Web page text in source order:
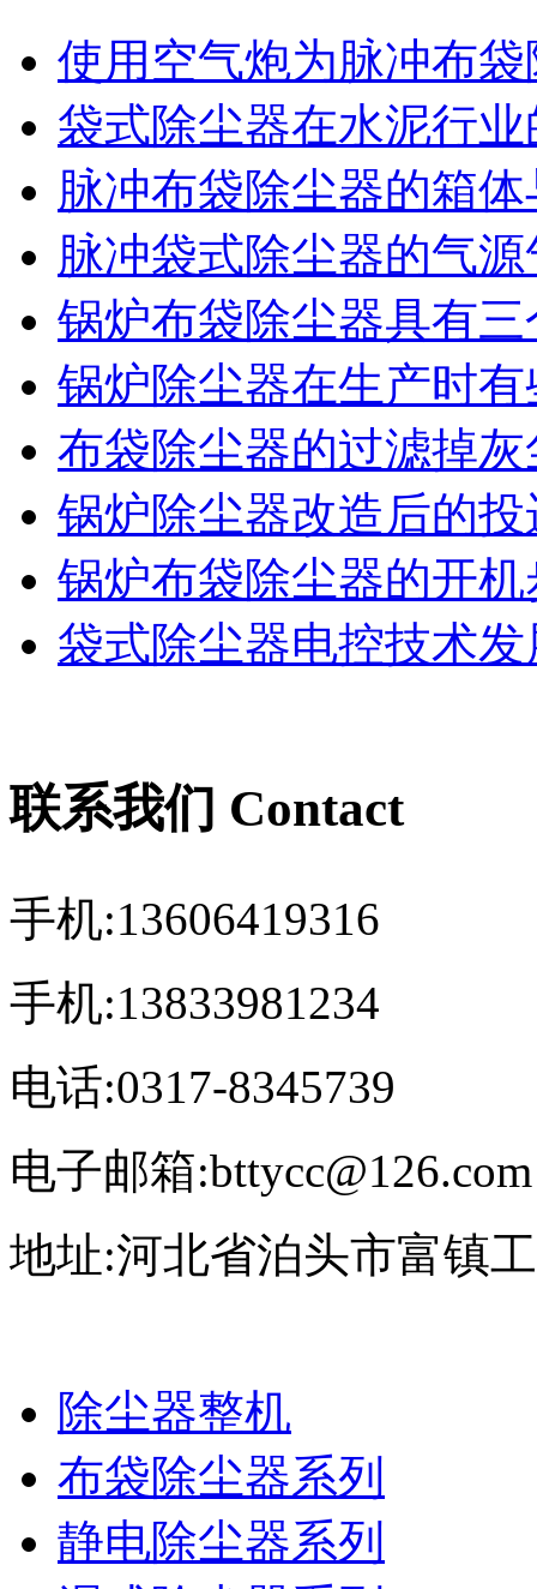
使用空气炮为脉冲布
袋式除尘器在水泥行
脉冲布袋除尘器的箱
脉冲袋式除尘器的气
锅炉布袋除尘器具有
锅炉除尘器在生产时
布袋除尘器的过滤掉
锅炉除尘器改造后的
锅炉布袋除尘器的开机
袋式除尘器电控技术发
联系我们 Contact
手机:13606419316
手机:13833981234
电话:0317-8345739
电子邮箱:bttycc@126.com
地址:河北省泊头市富镇
除尘器整机
布袋除尘器系列
静电除尘器系列